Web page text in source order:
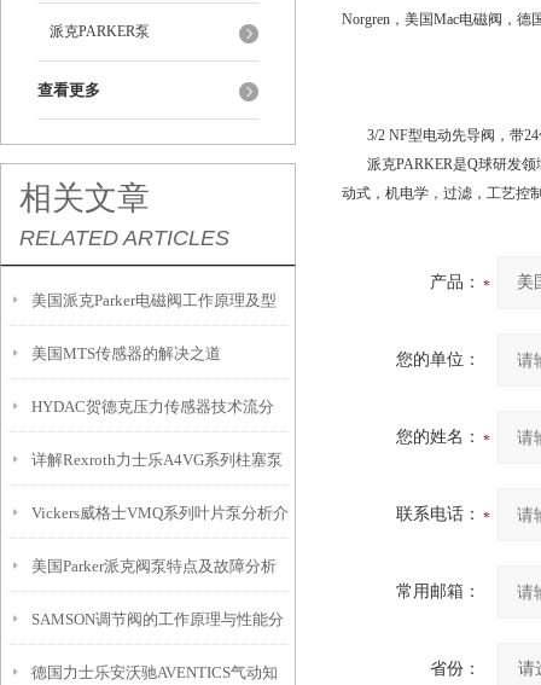
派克PARKER泵
查看更多
相关文章
RELATED ARTICLES
美国派克Parker电磁阀工作原理及型
号大全
美国MTS传感器的解决之道
HYDAC贺德克压力传感器技术流分
享
详解Rexroth力士乐A4VG系列柱塞泵
EP控制原理
Vickers威格士VMQ系列叶片泵分析介
绍
美国Parker派克阀泵特点及故障分析
SAMSON调节阀的工作原理与性能分
析
德国力士乐安沃驰AVENTICS气动知
Norgren，美国Mac电磁阀，
3/2 NF型电动先导阀，带24
派克PARKER是Q球研发领
动式，机电学，过滤，工艺控
产品：
您的单位：
您的姓名：
联系电话：
常用邮箱：
省份：